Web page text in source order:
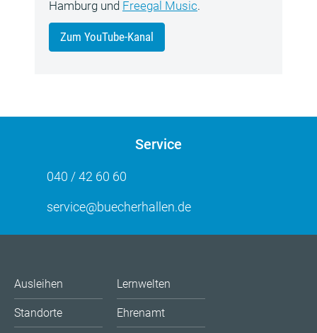
Hamburg und Freegal Music.
Zum YouTube-Kanal
Service
040 / 42 60 60
service@buecherhallen.de
Ausleihen
Standorte
Lernwelten
Ehrenamt